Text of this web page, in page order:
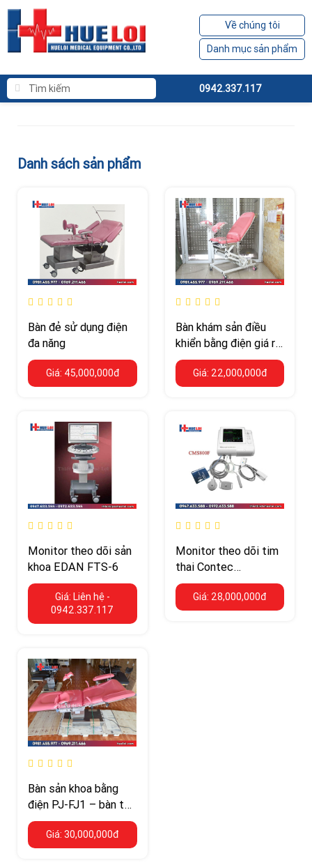
Về chúng tôi
Danh mục sản phẩm
0942.337.117
Danh sách sản phẩm
Bàn đẻ sử dụng điện
đa năng
Giá: 45,000,000đ
Bàn khám sản điều
khiển bằng điện giá rẻ
PJ-FJ2 cho phòng
khám nhỏ
Giá: 22,000,000đ
Monitor theo dõi sản
khoa EDAN FTS-6
Giá: Liên hệ -
0942.337.117
Monitor theo dõi tim
thai Contec
CMS800F
Giá: 28,000,000đ
Bàn sản khoa bằng
điện PJ-FJ1 – bàn thủ
thuật khung thép
không gỉ 304
Giá: 30,000,000đ